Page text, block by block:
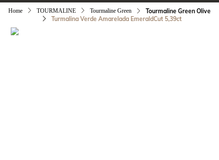
TOURMALINE Tourmaline Green
Tourmaline Green Olive
Turmalina Verde Amarelada EmeraldCut 5,39ct